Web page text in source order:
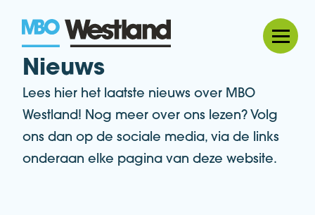
MBO Westland
Nieuws
Lees hier het laatste nieuws over MBO
Westland! Nog meer over ons lezen? Volg
ons dan op de sociale media, via de links
onderaan elke pagina van deze website.